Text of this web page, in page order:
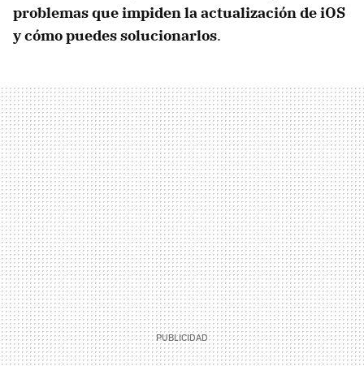
problemas que impiden la actualización de iOS
y cómo puedes solucionarlos.